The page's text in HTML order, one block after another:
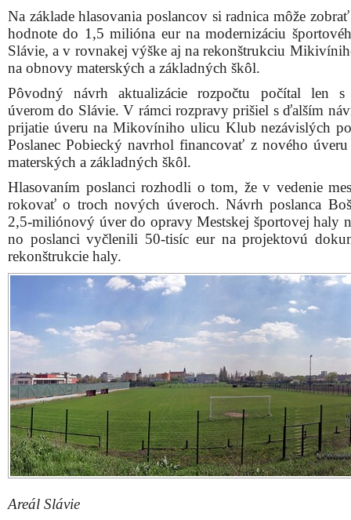
Na základe hlasovania poslancov si radnica môže
hodnote do 1,5 milióna eur na modernizáciu
Slávie, a v rovnakej výške aj na rekonštrukciu
na obnovy materských a základných škôl.
Pôvodný návrh aktualizácie rozpočtu počítal len s
úverom do Slávie. V rámci rozpravy prišiel s ďalším
prijatie úveru na Mikovíniho ulicu Klub nezávislých
Poslanec Pobiecký navrhol financovať z nového
materských a základných škôl.
Hlasovaním poslanci rozhodli o tom, že v vedenie
rokovať o troch nových úveroch. Návrh poslanca
2,5-miliónový úver do opravy Mestskej športovej haly
no poslanci vyčlenili 50-tisíc eur na projektovú
rekonštrukcie haly.
Areál Slávie